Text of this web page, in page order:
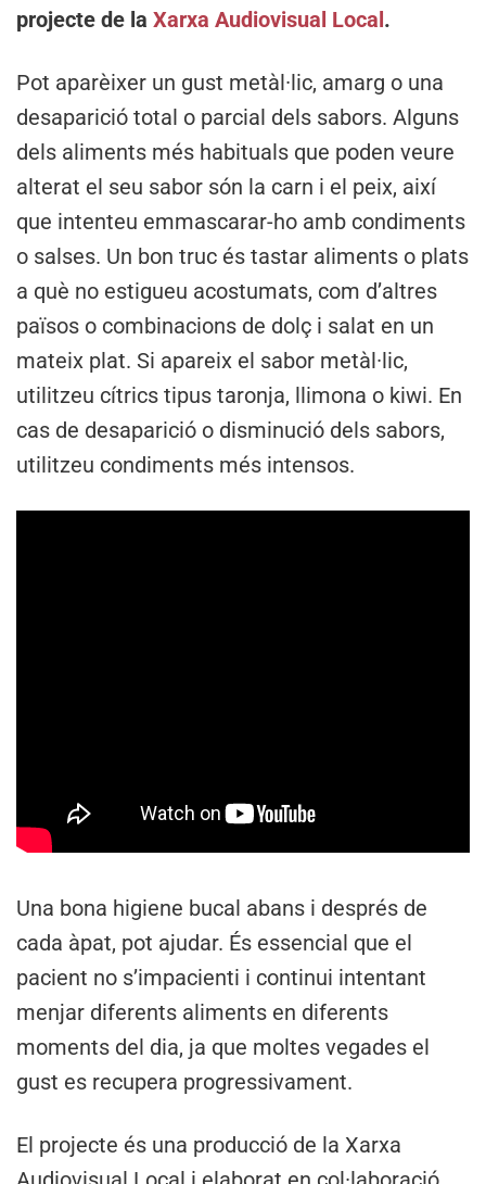
projecte de la Xarxa Audiovisual Local.
Pot aparèixer un gust metàl·lic, amarg o una
desaparició total o parcial dels sabors. Alguns
dels aliments més habituals que poden veure
alterat el seu sabor són la carn i el peix, així
que intenteu emmascarar-ho amb condiments
o salses. Un bon truc és tastar aliments o plats
a què no estigueu acostumats, com d’altres
països o combinacions de dolç i salat en un
mateix plat. Si apareix el sabor metàl·lic,
utilitzeu cítrics tipus taronja, llimona o kiwi. En
cas de desaparició o disminució dels sabors,
utilitzeu condiments més intensos.
Una bona higiene bucal abans i després de
cada àpat, pot ajudar. És essencial que el
pacient no s’impacienti i continui intentant
menjar diferents aliments en diferents
moments del dia, ja que moltes vegades el
gust es recupera progressivament.
El projecte és una producció de la Xarxa